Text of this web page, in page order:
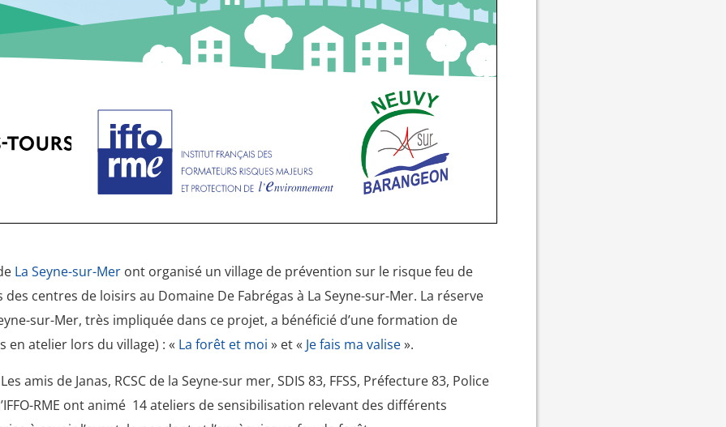
La Seyne-sur-Mer ont organisé un village de prévention sur le risque feu de
centres de loisirs au Domaine De Fabrégas à La Seyne-sur-Mer. La réserve
sur-Mer, très impliquée dans ce projet, a bénéficié d’une formation de
en atelier lors du village) : « La forêt et moi » et « Je fais ma valise».
amis de Janas, RCSC de la Seyne-sur mer, SDIS 83, FFSS, Préfecture 83, Police
RME ont animé 14 ateliers de sensibilisation relevant des différents